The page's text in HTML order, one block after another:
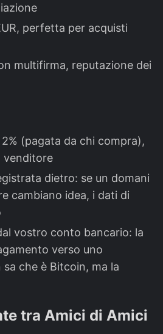
perfetta per acquisti
multifirma, reputazione dei
(pagata da chi compra),
venditore
dietro: se un domani
cambiano idea, i dati di
vostro conto bancario: la
verso uno
che è Bitcoin, ma la
tra Amici di Amici